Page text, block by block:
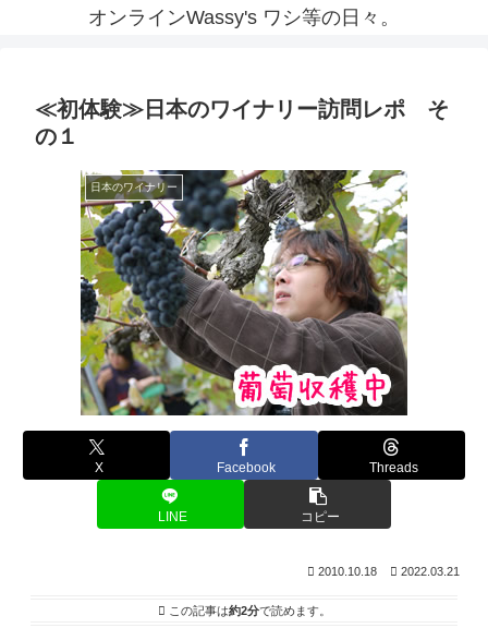
オンラインWassy's ワシ等の日々。
≪初体験≫日本のワイナリー訪問レポ そ
の１
日本のワイナリー
X Facebook Threads
LINE コピー
2010.10.18 2022.03.21
この記事は約2分で読めます。